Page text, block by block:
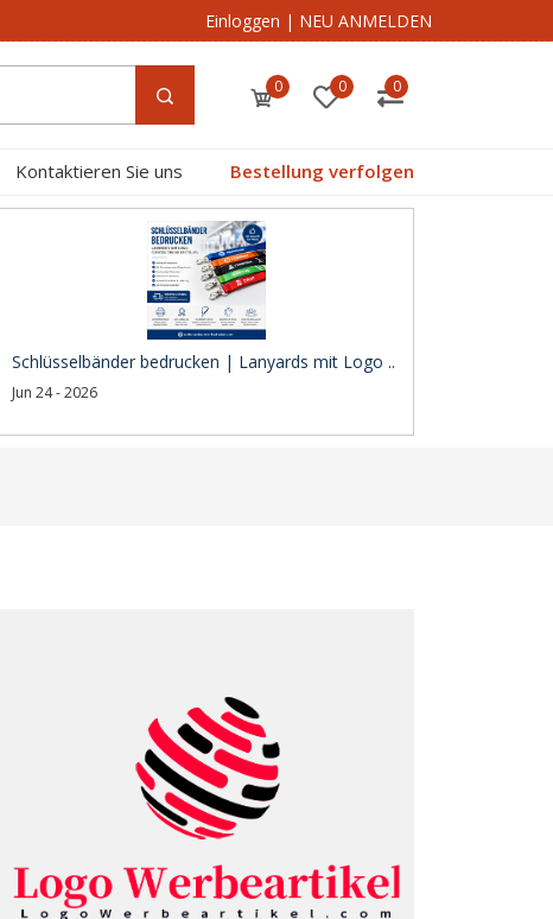
Einloggen | NEU ANMELDEN
0 0 0
Kontaktieren Sie uns Bestellung verfolgen
Schlüsselbänder bedrucken | Lanyards mit Logo ..
Jun 24 - 2026